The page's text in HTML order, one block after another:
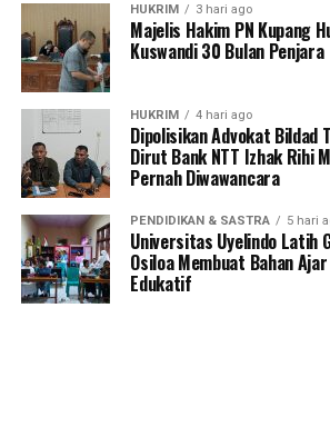
HUKRIM 3 hari ago
Majelis Hakim PN Kupang
Kuswandi 30 Bulan Penjara
HUKRIM 4 hari ago
Dipolisikan Advokat Bildad
Dirut Bank NTT Izhak Rihi
Pernah Diwawancara
PENDIDIKAN & SASTRA 5 hari
Universitas Uyelindo Latih
Osiloa Membuat Bahan
Edukatif